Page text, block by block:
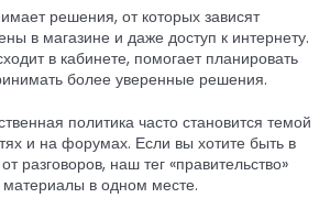
решения, от которых зависят
в магазине и даже доступ к интернету.
в кабинете, помогает планировать
более уверенные решения.
политика часто становится темой
и на форумах. Если вы хотите быть в
разговоров, наш тег «правительство»
в одном месте.